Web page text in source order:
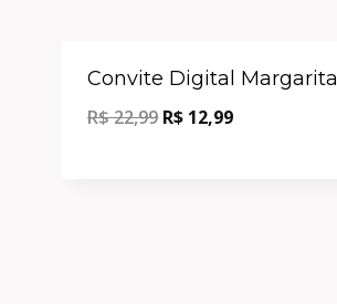
Convite Digital Margarita
R$22,99 R$ 12,99